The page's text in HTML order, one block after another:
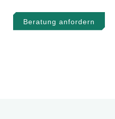
Beratung anfordern